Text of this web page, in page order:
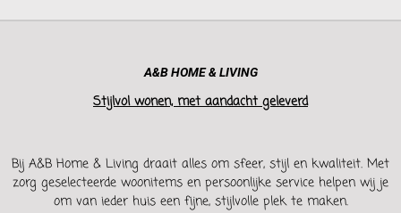
A&B HOME & LIVING
Stijlvol wonen, met aandacht geleverd
Bij A&B Home & Living draait alles om sfeer, stijl en kwaliteit. Met
zorg geselecteerde woonitems en persoonlijke service helpen wij je
om van ieder huis een fijne, stijlvolle plek te maken.